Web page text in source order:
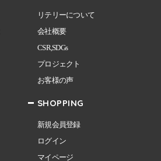
リテリーについて
会社概要
CSR,SDGs
プロジェクト
お客様の声
SHOPPING
新規会員登録
ログイン
マイページ